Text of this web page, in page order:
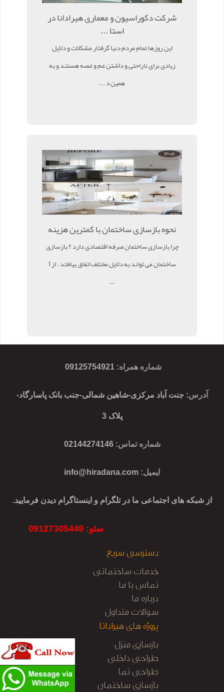
شرکت دکوراسیون و معماری هیرادانا در
استا ...
این روزها تمام مردم دنیا گرفتار مشکلات و دلایل
زیادی برای ناراحتی و داشتن غم و غصه هستند و به
همین د ...
نحوه بازسازی ساختمان با کمترین هزینه
چرا بازسازی ساختمان صرفه اقتصادی دارد ؟ بازسازی
ساختمان می تواند به دلایل مختلف اتفاق بیافتد . از آ
...
شماره همراه:
09125754921
آدرس: جنت آباد مرکزی-شاهین شمالی-جنب بانک پاسارگاد-
پلاک 3
شماره تماس: 02144274146
ایمیل:
info@hiradana.com
از شبکه های اجتماعی ما در تلگرام و اینستاگرام دیدن فرمایید.
سئو: 09127305449
دسترسی سریع
خدمات ساختمانی
تماس با ما
درباره ما
سوالات متداول
پروژه های هیرادانا
بازسازی منزل
طراحی داخلی
طراحی نما
بازسازی ساختمان